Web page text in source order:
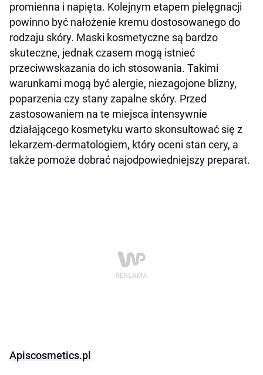
promienna i napięta. Kolejnym etapem pielęgnacji
powinno być nałożenie kremu dostosowanego do
rodzaju skóry. Maski kosmetyczne są bardzo
skuteczne, jednak czasem mogą istnieć
przeciwwskazania do ich stosowania. Takimi
warunkami mogą być alergie, niezagojone blizny,
poparzenia czy stany zapalne skóry. Przed
zastosowaniem na te miejsca intensywnie
działającego kosmetyku warto skonsultować się z
lekarzem-dermatologiem, który oceni stan cery, a
także pomoże dobrać najodpowiedniejszy preparat.
Apiscosmetics.pl